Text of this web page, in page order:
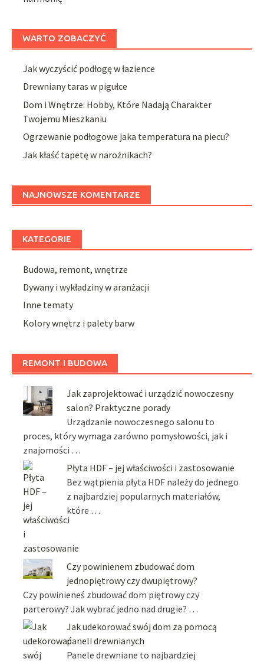
WARTO ZOBACZYĆ
Jak wyczyścić podłogę w łazience
Drewniany taras w pigułce
Dom i Wnętrze: Hobby, Które Nadają Charakter
Twojemu Mieszkaniu
Ogrzewanie podłogowe jaka temperatura na piecu?
Jak kłaść tapetę w narożnikach?
NAJNOWSZE KOMENTARZE
KATEGORIE
Budowa, remont, wnętrze
Dywany i wykładziny w aranżacji
Inne tematy
Kolory wnętrz i palety barw
REMONT I BUDOWA
Jak zaprojektować i urządzić nowoczesny
salon? Praktyczne porady
Urządzanie nowoczesnego salonu to
proces, który wymaga zarówno pomysłowości, jak i
znajomości …
Płyta HDF – jej właściwości i zastosowanie
Bez wątpienia płyta HDF należy do jednego
z najbardziej popularnych materiałów,
które …
Czy powinienem zbudować dom
jednopiętrowy czy dwupiętrowy?
Czy powinieneś zbudować dom piętrowy czy
parterowy? Jak wybrać jedno nad drugie? …
Jak udekorować swój dom za pomocą
paneli drewnianych
Panele drewniane to najbardziej